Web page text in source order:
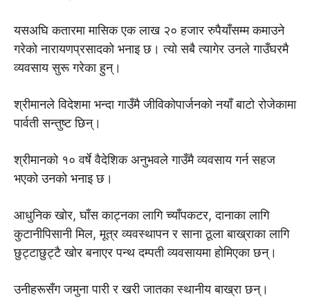
यसअघि कतारमा मासिक एक लाख २० हजार रुपैयाँसम्म कमाउने
गरेको नारायणप्रसादको भनाइ छ। त्यो सबै त्यागेर उनले गाउँघरमै
व्यवसाय सुरू गरेका हुन्।
श्रीमानले विदेशमा भन्दा गाउँमै जीविकोपार्जनको नयाँ बाटो रोजेकामा
पार्वती सन्तुष्ट छिन्।
श्रीमानको १० वर्षे वैदेशिक अनुभवले गाउँमै व्यवसाय गर्न सहज
भएको उनको भनाइ छ।
आधुनिक खोर, घाँस काट्नका लागि च्याँपकटर, दानाका लागि
कुटानीपिसानी मिल, मूत्र व्यवस्थापन र साना ठूला बाख्राका लागि
छुट्टाछुट्टै खोर बनाएर पन्थ दम्पती व्यवसायमा होमिएका छन्।
उनीहरूसँग जमुना पारी र खरी जातका स्थानीय बाख्रा छन्।